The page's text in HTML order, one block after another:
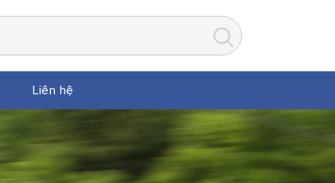
Liên hệ